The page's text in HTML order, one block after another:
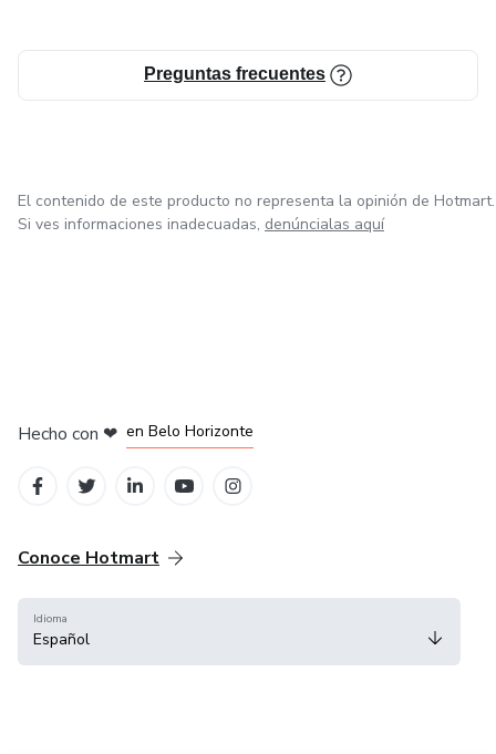
Preguntas frecuentes
El contenido de este producto no representa la opinión de Hotmart.
Si ves informaciones inadecuadas, denúncialas aquí
Hecho con ❤ en Belo Horizonte
Conoce Hotmart
Idioma
Español